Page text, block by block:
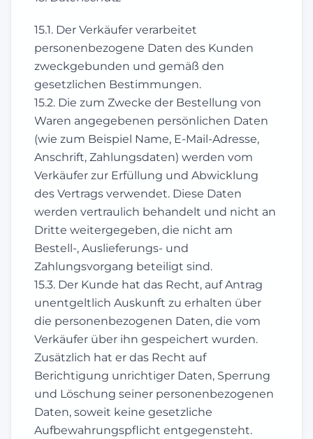
15.1. Der Verkäufer verarbeitet
personenbezogene Daten des Kunden
zweckgebunden und gemäß den
gesetzlichen Bestimmungen.
15.2. Die zum Zwecke der Bestellung von
Waren angegebenen persönlichen Daten
(wie zum Beispiel Name, E-Mail-Adresse,
Anschrift, Zahlungsdaten) werden vom
Verkäufer zur Erfüllung und Abwicklung
des Vertrags verwendet. Diese Daten
werden vertraulich behandelt und nicht an
Dritte weitergegeben, die nicht am
Bestell-, Auslieferungs- und
Zahlungsvorgang beteiligt sind.
15.3. Der Kunde hat das Recht, auf Antrag
unentgeltlich Auskunft zu erhalten über
die personenbezogenen Daten, die vom
Verkäufer über ihn gespeichert wurden.
Zusätzlich hat er das Recht auf
Berichtigung unrichtiger Daten, Sperrung
und Löschung seiner personenbezogenen
Daten, soweit keine gesetzliche
Aufbewahrungspflicht entgegensteht.